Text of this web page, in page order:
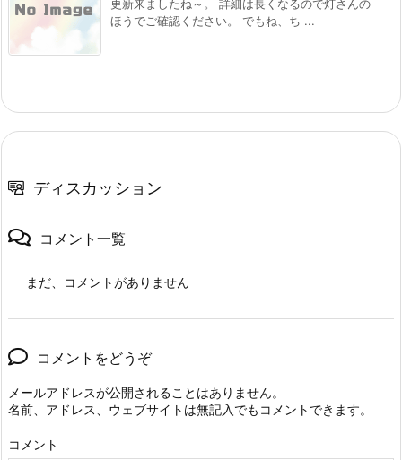
更新来ましたね～。 詳細は長くなるので灯さんの
ほうでご確認ください。 でもね、ち ...
ディスカッション
コメント一覧
まだ、コメントがありません
コメントをどうぞ
メールアドレスが公開されることはありません。
名前、アドレス、ウェブサイトは無記入でもコメントできます。
コメント